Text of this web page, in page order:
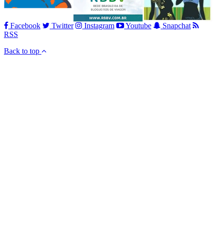
Facebook Twitter Instagram Youtube
Snapchat
RSS
Back to top